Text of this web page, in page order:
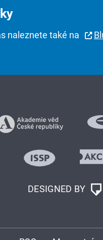
naleznete také na
DESIGNED BY